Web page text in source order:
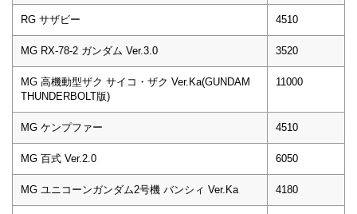
RG サザビー 4510
MG RX-78-2 ガンダム Ver.3.0 3520
MG 高機動型ザク サイコ・ザク Ver.Ka(GUNDAM
THUNDERBOLT版)
11000
MG ケンプファー 4510
MG 百式 Ver.2.0 6050
MG ユニコーンガンダム2号機 バンシィ Ver.Ka 4180